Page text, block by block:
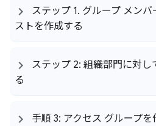
ステップ 1. グループ メン
ストを作成する
ステップ 2: 組織部門に対
る
手順 3: アクセス グループを